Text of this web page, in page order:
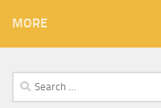
MORE
Search
for: